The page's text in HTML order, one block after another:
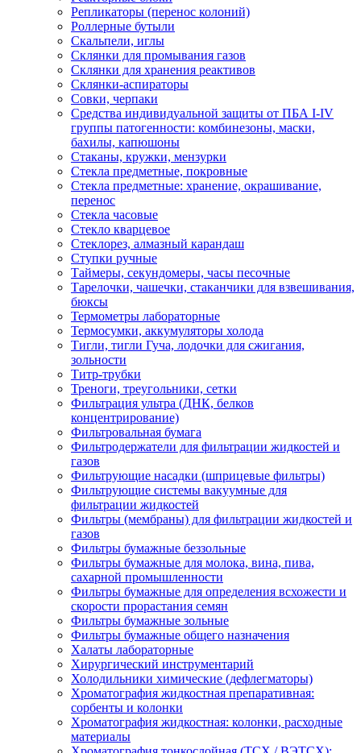
Репликаторы (перенос колоний)
Роллерные бутыли
Скальпели, иглы
Склянки для промывания газов
Склянки для хранения реактивов
Склянки-аспираторы
Совки, черпаки
Средства индивидуальной защиты от ПБА I-IV
группы патогенности: комбинезоны, маски,
бахилы, капюшоны
Стаканы, кружки, мензурки
Стекла предметные, покровные
Стекла предметные: хранение, окрашивание,
перенос
Стекла часовые
Стекло кварцевое
Стеклорез, алмазный карандаш
Ступки ручные
Таймеры, секундомеры, часы песочные
Тарелочки, чашечки, стаканчики для взвешивания,
бюксы
Термометры лабораторные
Термосумки, аккумуляторы холода
Тигли, тигли Гуча, лодочки для сжигания,
зольности
Титр-трубки
Треноги, треугольники, сетки
Фильтрация ультра (ДНК, белков
концентрирование)
Фильтровальная бумага
Фильтродержатели для фильтрации жидкостей и
газов
Фильтрующие насадки (шприцевые фильтры)
Фильтрующие системы вакуумные для
фильтрации жидкостей
Фильтры (мембраны) для фильтрации жидкостей и
газов
Фильтры бумажные беззольные
Фильтры бумажные для молока, вина, пива,
сахарной промышленности
Фильтры бумажные для определения всхожести и
скорости прорастания семян
Фильтры бумажные зольные
Фильтры бумажные общего назначения
Халаты лабораторные
Хирургический инструментарий
Холодильники химические (дефлегматоры)
Хроматография жидкостная препаративная:
сорбенты и колонки
Хроматография жидкостная: колонки, расходные
материалы